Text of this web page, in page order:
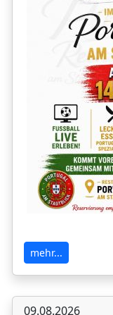
mehr...
09.08.2026